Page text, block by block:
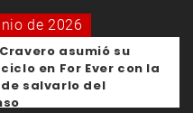
de 2026
asumió su
en For Ever con la
salvarlo del